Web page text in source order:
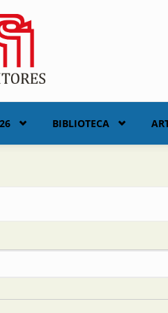
BIBLIOTECA